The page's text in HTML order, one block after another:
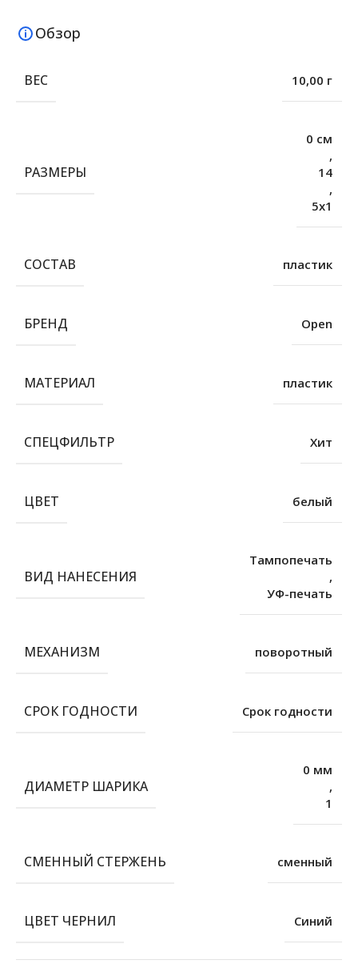
Обзор
ВЕС 10,00 г
РАЗМЕРЫ
0 см
,
14
,
5х1
СОСТАВ пластик
БРЕНД Open
МАТЕРИАЛ пластик
СПЕЦФИЛЬТР Хит
ЦВЕТ белый
ВИД НАНЕСЕНИЯ
Тампопечать
,
УФ-печать
МЕХАНИЗМ поворотный
СРОК ГОДНОСТИ Срок годности
ДИАМЕТР ШАРИКА
0 мм
,
1
СМЕННЫЙ СТЕРЖЕНЬ сменный
ЦВЕТ ЧЕРНИЛ Синий